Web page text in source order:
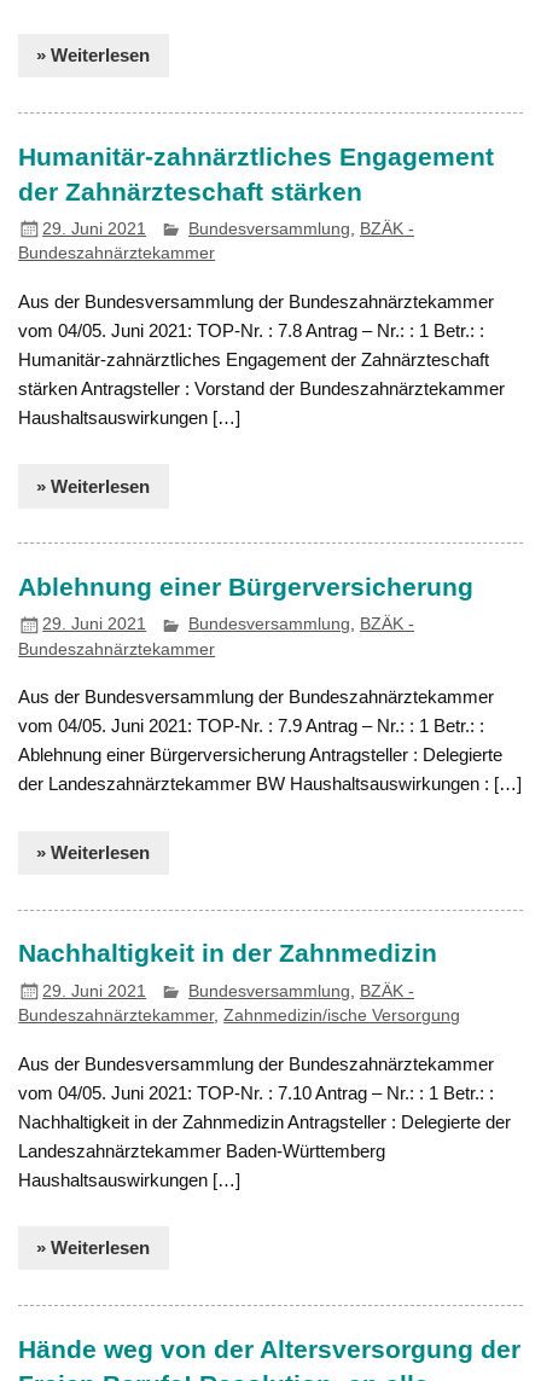
» Weiterlesen
Humanitär-zahnärztliches Engagement
der Zahnärzteschaft stärken
29. Juni 2021 Bundesversammlung
BZÄK -
Bundeszahnärztekammer
Aus der Bundesversammlung der Bundeszahnärztekammer
vom 04/05. Juni 2021: TOP-Nr. : 7.8 Antrag – Nr.: : 1 Betr.: :
Humanitär-zahnärztliches Engagement der Zahnärzteschaft
stärken Antragsteller : Vorstand der Bundeszahnärztekammer
Haushaltsauswirkungen […]
» Weiterlesen
Ablehnung einer Bürgerversicherung
29. Juni 2021 Bundesversammlung, BZÄK -
Bundeszahnärztekammer
Aus der Bundesversammlung der Bundeszahnärztekammer
vom 04/05. Juni 2021: TOP-Nr. : 7.9 Antrag – Nr.: : 1 Betr.: :
Ablehnung einer Bürgerversicherung Antragsteller : Delegierte
der Landeszahnärztekammer BW Haushaltsauswirkungen : […]
» Weiterlesen
Nachhaltigkeit in der Zahnmedizin
29. Juni 2021 Bundesversammlung
BZÄK -
Bundeszahnärztekammer,Zahnmedizin/ische Versorgung
Aus der Bundesversammlung der Bundeszahnärztekammer
vom 04/05. Juni 2021: TOP-Nr. : 7.10 Antrag – Nr.: : 1 Betr.: :
Nachhaltigkeit in der Zahnmedizin Antragsteller : Delegierte der
Landeszahnärztekammer Baden-Württemberg
Haushaltsauswirkungen […]
» Weiterlesen
Hände weg von der Altersversorgung der